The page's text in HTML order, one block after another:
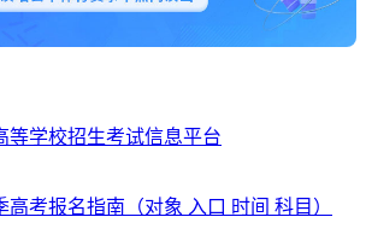
等学校招生考试信息平台
高考报名指南（对象 入口 时间 科目）